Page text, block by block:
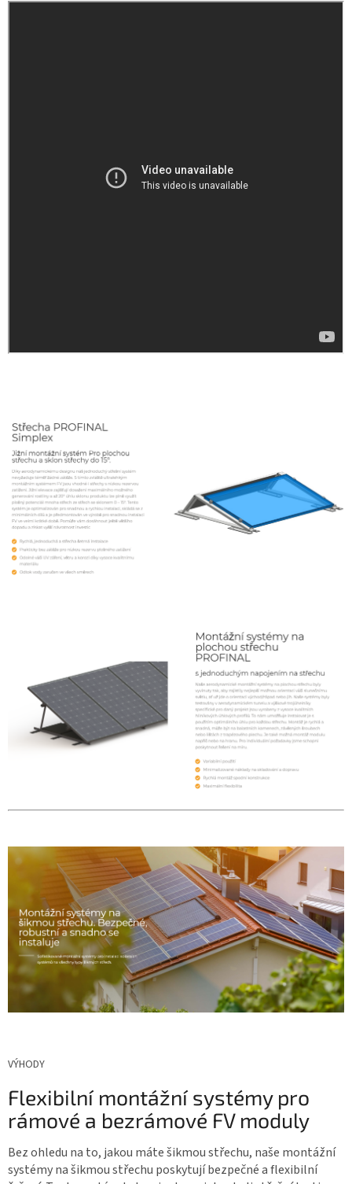
VÝHODY
Flexibilní montážní systémy pro
rámové a bezrámové FV moduly
Bez ohledu na to, jakou máte šikmou střechu, naše montážní
systémy na šikmou střechu poskytují bezpečné a flexibilní